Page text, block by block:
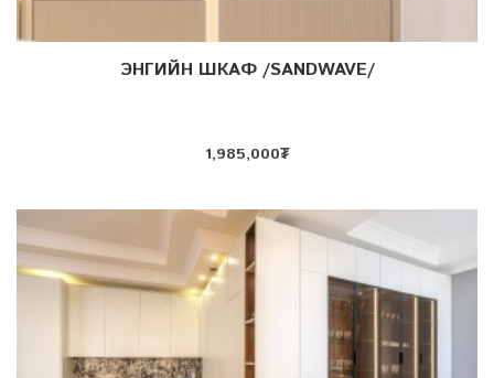
Дэлгэрэнгүй
ЭНГИЙН ШКАФ /SANDWAVE/
1,985,000₮